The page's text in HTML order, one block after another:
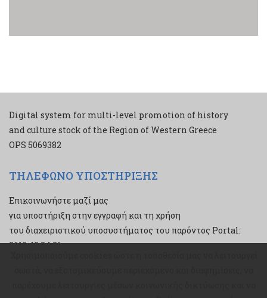
Digital system for multi-level promotion of history
and culture stock of the Region of Western Greece
ΟPS 5069382
ΤΗΛΕΦΩΝΟ ΥΠΟΣΤΗΡΙΞΗΣ
Επικοινωνήστε μαζί μας
για υποστήριξη στην εγγραφή και τη χρήση
του διαχειριστικού υποσυστήματος του παρόντος Portal:
2610 43 34 21